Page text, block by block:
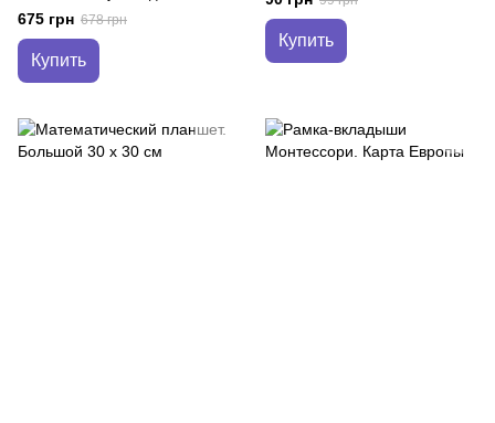
675 грн 678 грн
Купить
Купить